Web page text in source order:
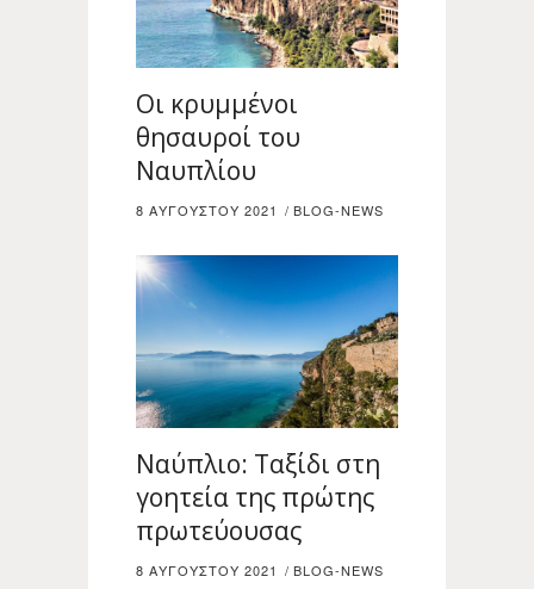
Οι κρυμμένοι
θησαυροί του
Ναυπλίου
8 ΑΥΓΟΎΣΤΟΥ 2021 BLOG-NEWS
Ναύπλιο: Ταξίδι στη
γοητεία της πρώτης
πρωτεύουσας
8 ΑΥΓΟΎΣΤΟΥ 2021 BLOG-NEWS